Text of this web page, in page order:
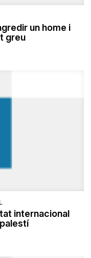
un home i
greu
internacional